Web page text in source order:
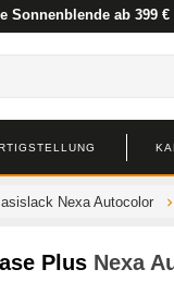
Sonnenblende ab 399
Nexa Autocolor
Plus Nexa